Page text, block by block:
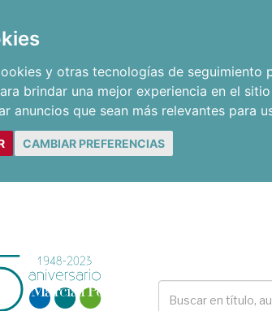
y otras tecnologías de seguimiento
brindar una mejor experiencia en el
anuncios que sean más relevantes para
CAMBIAR PREFERENCIAS